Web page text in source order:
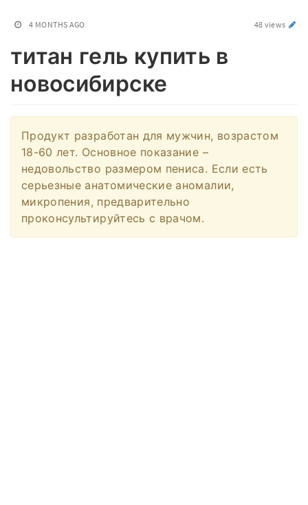
4 MONTHS AGO 48 views
титан гель купить в
новосибирске
Продукт разработан для мужчин, возрастом
18-60 лет. Основное показание –
недовольство размером пениса. Если есть
серьезные анатомические аномалии,
микропения, предварительно
проконсультируйтесь с врачом.